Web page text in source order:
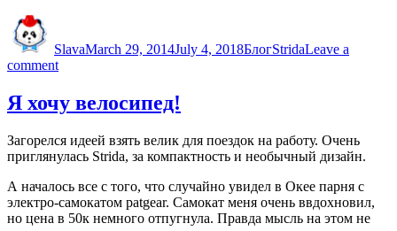
SlavaMarch 29, 2014July 4, 2018БлогStridaLeave a
commenton
Я хочу велосипед!
Загорелся идеей взять велик для поездок на работу. Очень
приглянулась Strida, за компактность и необычный дизайн.
А началось все с того, что случайно увидел в Окее парня с
электро-самокатом patgear. Самокат меня очень ввдохновил,
но цена в 50к немного отпугнула. Правда мысль на этом не